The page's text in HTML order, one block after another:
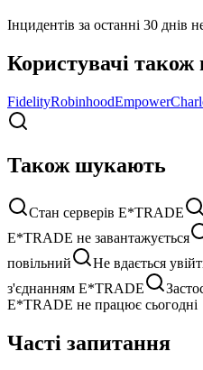
Інцидентів за останні 30 днів
Користувачі також
FidelityRobinhoodEmpower
Також шукають
Стан серверів E*TRADE
E*TRADE не завантажується
повільний
Не вдається
з'єднанням E*TRADE
E*TRADE не працює сьогодні
Часті запитання